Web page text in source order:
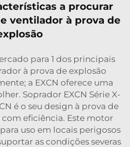
a procurar
ventilador à prova de
para 1 dos principais
à prova de explosão
a EXCN oferece uma
Soprador EXCN Série X-
é o seu design à prova de
eficiência. Este motor
uso em locais perigosos
as condições severas